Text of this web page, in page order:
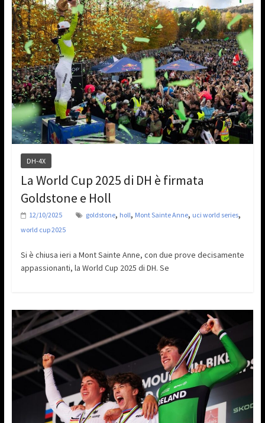
DH-4X
La World Cup 2025 di DH è firmata
Goldstone e Holl
12/10/2025 goldstone, holl, Mont Sainte Anne, uci world series,
world cup 2025
Si è chiusa ieri a Mont Sainte Anne, con due prove decisamente
appassionanti, la World Cup 2025 di DH. Se